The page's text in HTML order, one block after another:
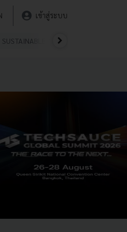
เข้าสู่ระบบ
SUSTAINABLE